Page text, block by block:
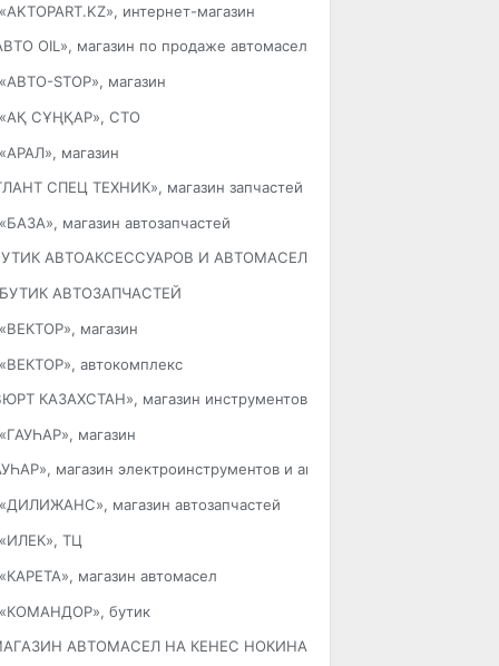
«AKTOPART.KZ», интернет-магазин
OIL», магазин по продаже автомасел
«АВТО-STOP», магазин
«АҚ СҰҢҚАР», СТО
«АРАЛ», магазин
СПЕЦ ТЕХНИК», магазин запчастей для иностранной
«БАЗА», магазин автозапчастей
АВТОАКСЕССУАРОВ И АВТОМАСЕЛ
БУТИК АВТОЗАПЧАСТЕЙ
«ВЕКТОР», магазин
«ВЕКТОР», автокомплекс
КАЗАХСТАН», магазин инструментов
«ГАУҺАР», магазин
магазин электроинструментов и автозапчастей
«ДИЛИЖАНС», магазин автозапчастей
«ИЛЕК», ТЦ
«КАРЕТА», магазин автомасел
«КОМАНДОР», бутик
АВТОМАСЕЛ НА КЕНЕС НОКИНА